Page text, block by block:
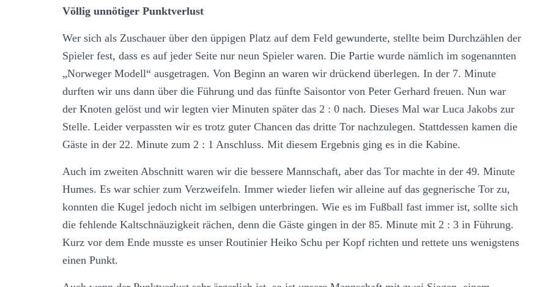
Völlig unnötiger Punktverlust
Wer sich als Zuschauer über den üppigen Platz auf dem Feld gewunderte, stellte beim Durchzählen der
Spieler fest, dass es auf jeder Seite nur neun Spieler waren. Die Partie wurde nämlich im sogenannten
„Norweger Modell“ ausgetragen. Von Beginn an waren wir drückend überlegen. In der 7. Minute
durften wir uns dann über die Führung und das fünfte Saisontor von Peter Gerhard freuen. Nun war
der Knoten gelöst und wir legten vier Minuten später das 2 : 0 nach. Dieses Mal war Luca Jakobs zur
Stelle. Leider verpassten wir es trotz guter Chancen das dritte Tor nachzulegen. Stattdessen kamen die
Gäste in der 22. Minute zum 2 : 1 Anschluss. Mit diesem Ergebnis ging es in die Kabine.
Auch im zweiten Abschnitt waren wir die bessere Mannschaft, aber das Tor machte in der 49. Minute
Humes. Es war schier zum Verzweifeln. Immer wieder liefen wir alleine auf das gegnerische Tor zu,
konnten die Kugel jedoch nicht im selbigen unterbringen. Wie es im Fußball fast immer ist, sollte sich
die fehlende Kaltschnäuzigkeit rächen, denn die Gäste gingen in der 85. Minute mit 2 : 3 in Führung.
Kurz vor dem Ende musste es unser Routinier Heiko Schu per Kopf richten und rettete uns wenigstens
einen Punkt.